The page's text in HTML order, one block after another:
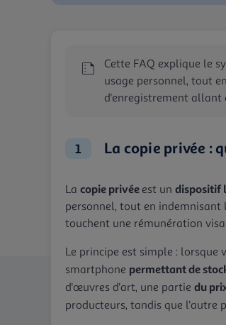
Cette FAQ explique le
usage personnel, tout
d'enregistrement allant
1 La copie privée :
La copie privée est un dispositif
personnel, tout en indemnisant
touchent une rémunération
Le principe est simple : lorsque
smartphone permettant de
d'œuvres d'art, une partie du
producteurs, tandis que l'autre